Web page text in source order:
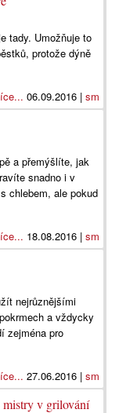
tady. Umožňuje to
protože dýně
06.09.2016 | sm
a přemýšlíte, jak
snadno i v
chlebem, ale pokud
18.08.2016 | sm
nejrůznějšími
a vždycky
zejména pro
27.06.2016 | sm
v grilování